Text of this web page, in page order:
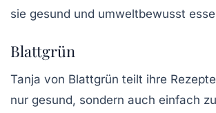
sie gesund und umweltbewusst
Blattgrün
Tanja von Blattgrün teilt ihre
nur gesund, sondern auch einfach